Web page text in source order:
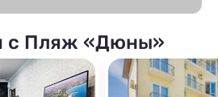
с Пляж «Дюны»